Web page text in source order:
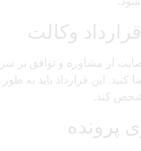
از مشاوره و توافق بر سر
کنید. این قرارداد باید به
کند.